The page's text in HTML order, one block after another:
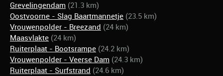
Grevelingendam (21.3 km)
Oostvoorne - Slag Baartmannetje (23.5 km)
Vrouwenpolder - Breezand (24 km)
Maasvlakte (24 km)
Ruiterplaat - Bootsrampe (24.2 km)
Vrouwenpolder - Veerse Dam (24.3 km)
Ruiterplaat - Surfstrand (24.6 km)